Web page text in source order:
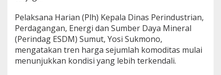
Pelaksana Harian (Plh) Kepala Dinas Perindustrian,
Perdagangan, Energi dan Sumber Daya Mineral
(Perindag ESDM) Sumut, Yosi Sukmono,
mengatakan tren harga sejumlah komoditas mulai
menunjukkan kondisi yang lebih terkendali.